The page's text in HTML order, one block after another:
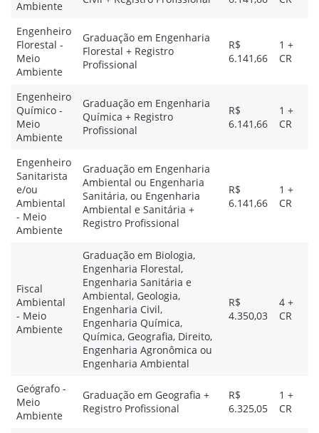
Ambiente
Engenheiro
Florestal -
Meio
Ambiente
Graduação em Engenharia
Florestal + Registro
Profissional
R$
6.141,66
1 +
CR
Engenheiro
Químico -
Meio
Ambiente
Graduação em Engenharia
Química + Registro
Profissional
R$
6.141,66
1 +
CR
Engenheiro
Sanitarista
e/ou
Ambiental
- Meio
Ambiente
Graduação em Engenharia
Ambiental ou Engenharia
Sanitária, ou Engenharia
Ambiental e Sanitária +
Registro Profissional
R$
6.141,66
1 +
CR
Fiscal
Ambiental
- Meio
Ambiente
Graduação em Biologia,
Engenharia Florestal,
Engenharia Sanitária e
Ambiental, Geologia,
Engenharia Civil,
Engenharia Química,
Química, Geografia, Direito,
Engenharia Agronômica ou
Engenharia Ambiental
R$
4.350,03
4 +
CR
Geógrafo -
Meio
Ambiente
Graduação em Geografia +
Registro Profissional
R$
6.325,05
1 +
CR